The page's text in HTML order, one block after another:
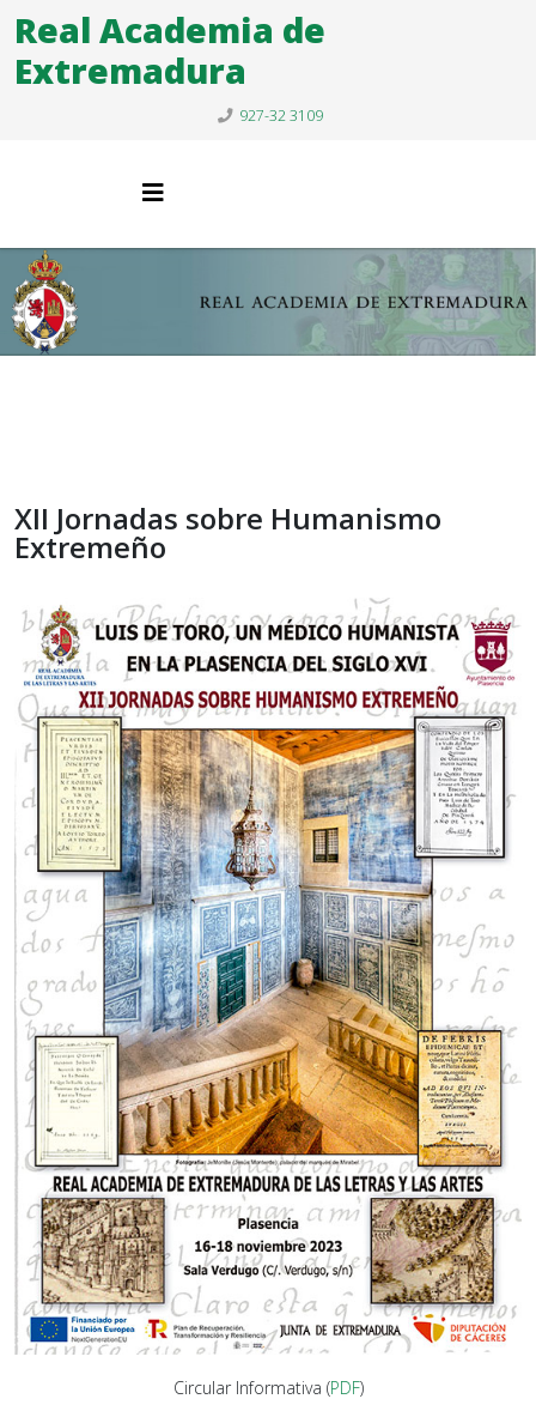
Real Academia de
Extremadura
927-32 3109
XII Jornadas sobre Humanismo
Extremeño
Circular Informativa (PDF)